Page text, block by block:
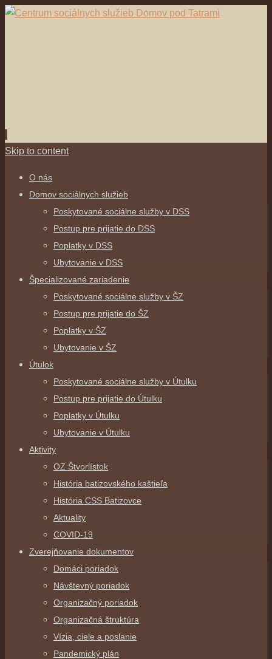
Skip to content
O nás
Domov sociálnych služieb
Poskytované sociálne služby v DSS
Postup pre prijatie do DSS
Poplatky v DSS
Ubytovanie v DSS
Špecializované zariadenie
Poskytované sociálne služby v ŠZ
Postup pre prijatie do ŠZ
Poplatky v ŠZ
Ubytovanie v ŠZ
Útulok
Poskytované sociálne služby v Útulku
Postup pre prijatie do Útulku
Poplatky v Útulku
Ubytovanie v Útulku
Aktivity
OZ Štvorlístok
História batizovského kaštieľa
História CSS Batizovce
Aktuality
COVID-19
Zverejňovanie dokumentov
Domáci poriadok
Návštevný poriadok
Organizačný poriadok
Organizačná štruktúra
Vízia, ciele a poslanie
Pandemický plán